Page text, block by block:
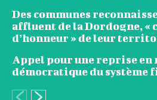
Des communes
affluent de la Dordogne, «
d’honneur » de leur
Appel pour une reprise en
démocratique du système